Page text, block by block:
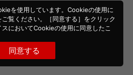
を使用しています。Cookieの使用に
ご覧ください。［同意する］をクリック
においてCookieの使用に同意したこ
同意する